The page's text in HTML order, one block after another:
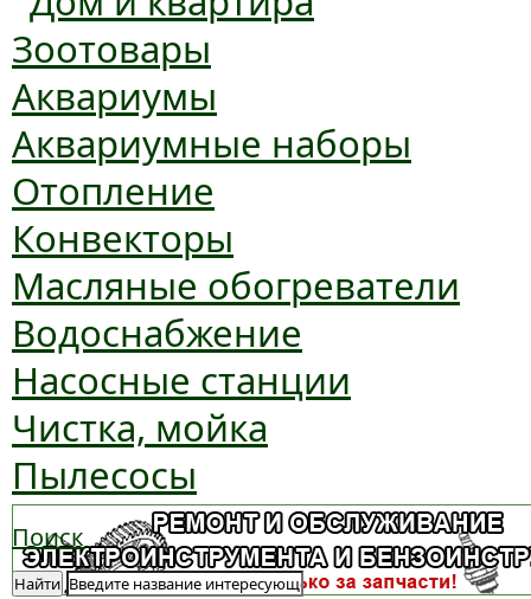
Зоотовары
Аквариумы
Аквариумные наборы
Отопление
Конвекторы
Масляные обогреватели
Водоснабжение
Насосные станции
Чистка, мойка
Пылесосы
Поиск
Найти